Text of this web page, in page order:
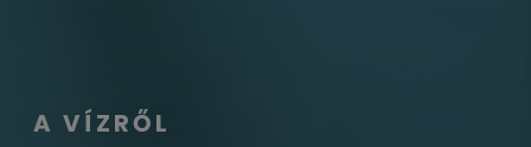
A VÍZRŐL